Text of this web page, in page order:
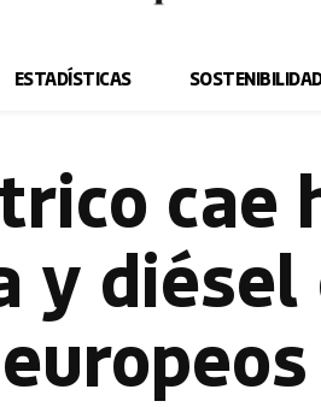
ESTADÍSTICAS
cae
y diésel